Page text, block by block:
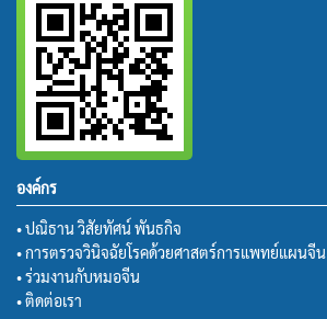
องค์กร
• ปณิธาน วิสัยทัศน์ พันธกิจ
• การตรวจวินิจฉัยโรคด้วยศาสตร์การแพทย์แผนจีน
• ร่วมงานกับหมอจีน
• ติดต่อเรา